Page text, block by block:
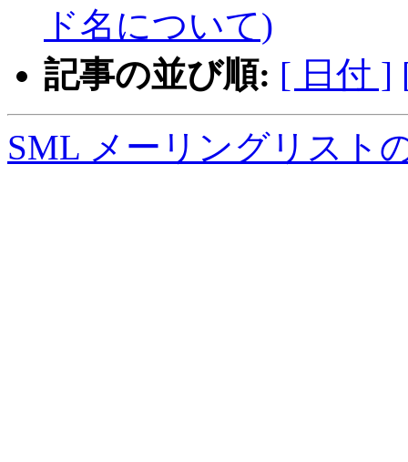
ド名について)
記事の並び順: [ 日付 ]
SML メーリングリスト